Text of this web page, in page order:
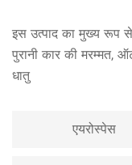
उन्होंने भी विभिन्न
इस उत्पाद का मुख्य रूप से
पुरानी कार की मरम्मत,
धातु
एयरोस्पेस